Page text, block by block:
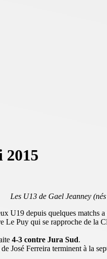
2015
Les U13 de Gael Jeanney
U19 depuis quelques matchs
Le Puy qui se rapproche de la
4-3 contre Jura Sud.
José Ferreira terminent à la